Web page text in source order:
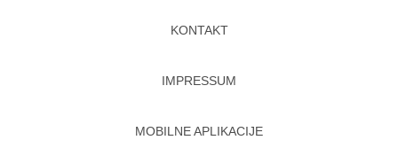
KONTAKT
IMPRESSUM
MOBILNE APLIKACIJE